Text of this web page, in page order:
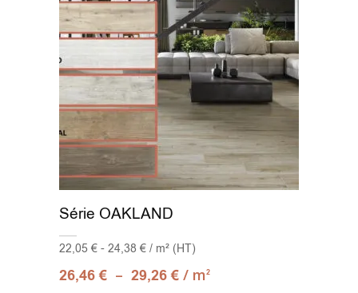
Série OAKLAND
22,05 € - 24,38 € / m² (HT)
26,46€ – 29,26€ / m2